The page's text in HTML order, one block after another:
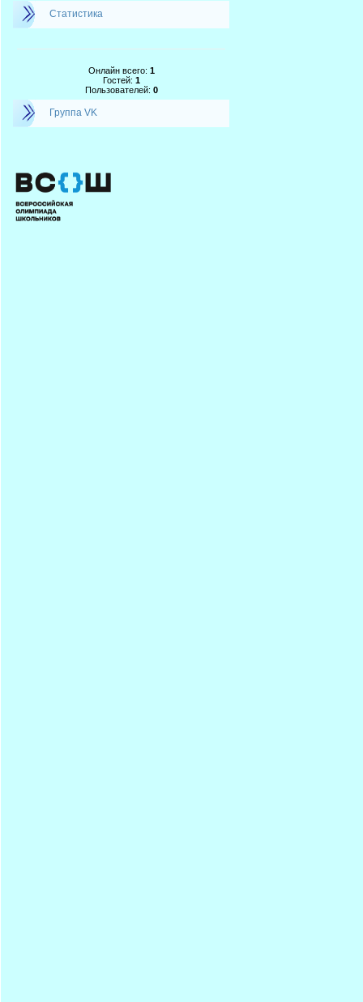
Статистика
Онлайн всего: 1
Гостей: 1
Пользователей: 0
Группа VK